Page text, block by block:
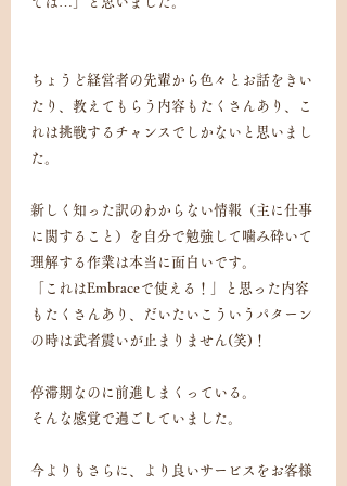
ちょうど経営者の先輩から色々とお話をきい
たり、教えてもらう内容もたくさんあり、こ
れは挑戦するチャンスでしかないと思いまし
た。
新しく知った訳のわからない情報（主に仕事
に関すること）を自分で勉強して噛み砕いて
理解する作業は本当に面白いです。
「これはEmbraceで使える！」と思った内容
もたくさんあり、だいたいこういうパターン
の時は武者震いが止まりません(笑)！
停滞期なのに前進しまくっている。
そんな感覚で過ごしていました。
今よりもさらに、より良いサービスをお客様